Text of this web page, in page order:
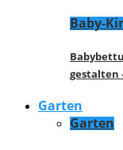
Baby-
gestalten
Garten
Garten